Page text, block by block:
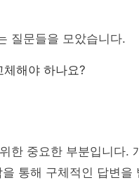
질문들을 모았습니다.
해야 하나요?
한 중요한 부분입니다.
통해 구체적인 답변을